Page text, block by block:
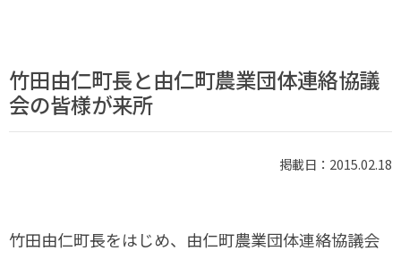
竹田由仁町長と由仁町農業団体連絡協議
会の皆様が来所
掲載日：2015.02.18
竹田由仁町長をはじめ、由仁町農業団体連絡協議会